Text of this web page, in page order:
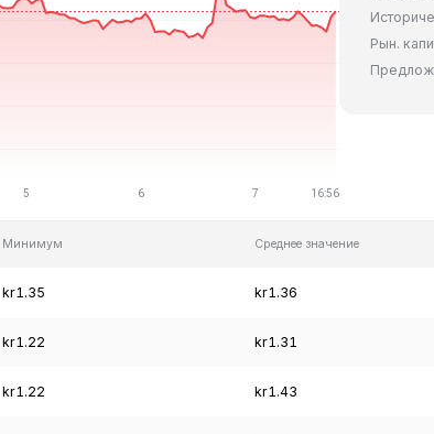
Рын.
Минимум Среднее значение
kr1.35 kr1.36
kr1.22 kr1.31
kr1.22 kr1.43